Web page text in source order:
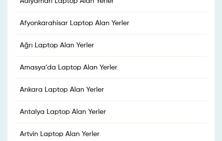
Afyonkarahisar Laptop Alan Yerler
Ağrı Laptop Alan Yerler
Amasya’da Laptop Alan Yerler
Ankara Laptop Alan Yerler
Antalya Laptop Alan Yerler
Artvin Laptop Alan Yerler